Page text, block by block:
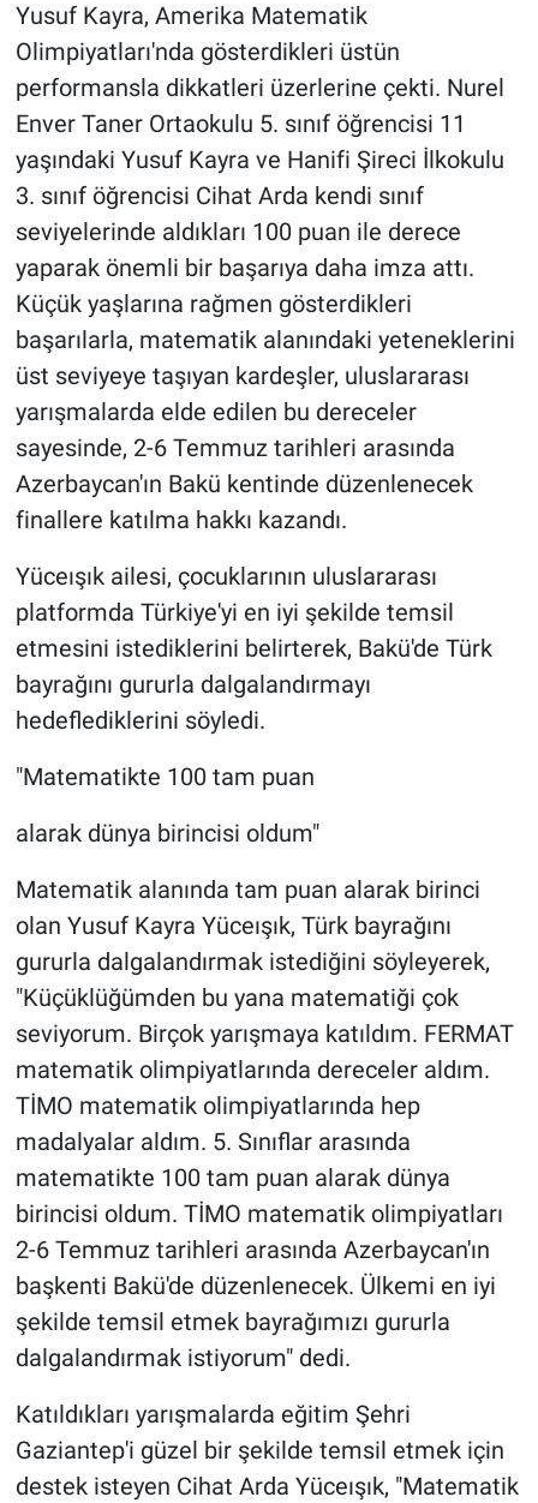
Yusuf Kayra, Amerika Matematik
Olimpiyatları'nda gösterdikleri üstün
performansla dikkatleri üzerlerine çekti. Nurel
Enver Taner Ortaokulu 5. sınıf öğrencisi 11
yaşındaki Yusuf Kayra ve Hanifi Şireci İlkokulu
3. sınıf öğrencisi Cihat Arda kendi sınıf
seviyelerinde aldıkları 100 puan ile derece
yaparak önemli bir başarıya daha imza attı.
Küçük yaşlarına rağmen gösterdikleri
başarılarla, matematik alanındaki yeteneklerini
üst seviyeye taşıyan kardeşler, uluslararası
yarışmalarda elde edilen bu dereceler
sayesinde, 2-6 Temmuz tarihleri arasında
Azerbaycan'ın Bakü kentinde düzenlenecek
finallere katılma hakkı kazandı.
Yüceışık ailesi, çocuklarının uluslararası
platformda Türkiye'yi en iyi şekilde temsil
etmesini istediklerini belirterek, Bakü'de Türk
bayrağını gururla dalgalandırmayı
hedeflediklerini söyledi.
"Matematikte 100 tam puan
alarak dünya birincisi oldum"
Matematik alanında tam puan alarak birinci
olan Yusuf Kayra Yüceışık, Türk bayrağını
gururla dalgalandırmak istediğini söyleyerek,
"Küçüklüğümden bu yana matematiği çok
seviyorum. Birçok yarışmaya katıldım. FERMAT
matematik olimpiyatlarında dereceler aldım.
TİMO matematik olimpiyatlarında hep
madalyalar aldım. 5. Sınıflar arasında
matematikte 100 tam puan alarak dünya
birincisi oldum. TİMO matematik olimpiyatları
2-6 Temmuz tarihleri arasında Azerbaycan'ın
başkenti Bakü'de düzenlenecek. Ülkemi en iyi
şekilde temsil etmek bayrağımızı gururla
dalgalandırmak istiyorum" dedi.
Katıldıkları yarışmalarda eğitim Şehri
Gaziantep'i güzel bir şekilde temsil etmek için
destek isteyen Cihat Arda Yüceışık, "Matematik